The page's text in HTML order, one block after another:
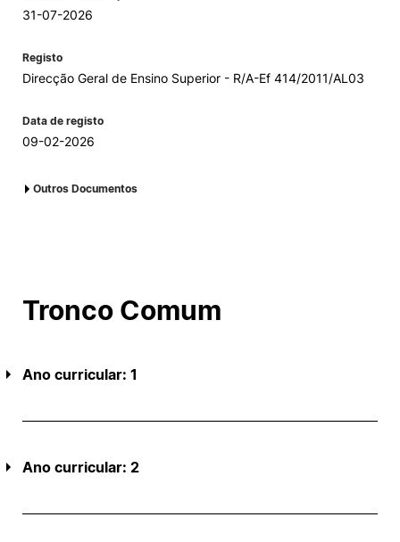
31-07-2026
Registo
Direcção Geral de Ensino Superior - R/A-Ef 414/2011/AL03
Data de registo
09-02-2026
Outros Documentos
Tronco Comum
Ano curricular: 1
Ano curricular: 2